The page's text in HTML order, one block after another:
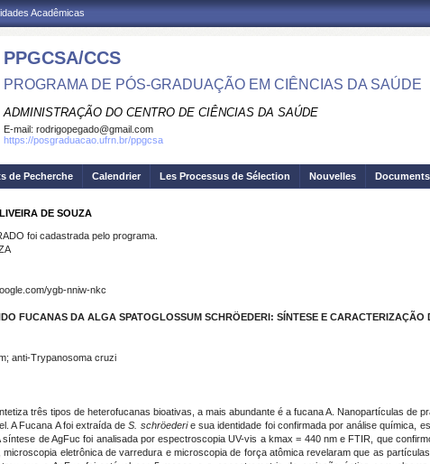
Acadêmicas
PPGCSA/CCS
PROGRAMA DE PÓS-GRADUAÇÃO EM CIÊNCIAS DA SAÚDE
ADMINISTRAÇÃO DO CENTRO DE CIÊNCIAS DA SAÚDE
E-mail: rodrigopegado@gmail.com
https://posgraduacao.ufrn.br/ppgcsa
de Pecherche Calendrier Les Processus de Sélection Nouvelles Documents
DE SOUZA
foi cadastrada pelo programa.
ygb-nniw-nkc
FUCANAS DA ALGA SPATOGLOSSUM SCHRÖEDERI: SÍNTESE E
anti-Trypanosoma cruzi
três tipos de heterofucanas bioativas, a mais abundante é a fucana A. Nanopartículas de
A Fucana A foi extraída deS. schröederie sua identidade foi confirmada por análise química,
de AgFuc foi analisada por espectroscopia UV-vis a kmax = 440 nm e FTIR, que
eletrônica de varredura e microscopia de força atômica revelaram que as